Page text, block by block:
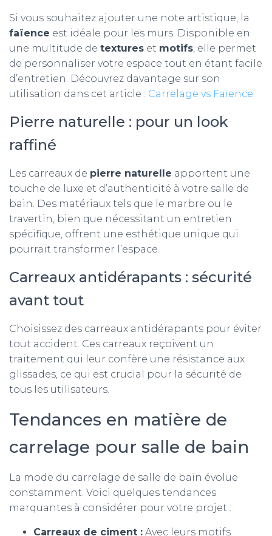
Si vous souhaitez ajouter une note artistique, la
faïence est idéale pour les murs. Disponible en
une multitude de textures et motifs, elle permet
de personnaliser votre espace tout en étant facile
d’entretien. Découvrez davantage sur son
utilisation dans cet article : Carrelage vs Faïence.
Pierre naturelle : pour un look
raffiné
Les carreaux de pierre naturelle apportent une
touche de luxe et d’authenticité à votre salle de
bain. Des matériaux tels que le marbre ou le
travertin, bien que nécessitant un entretien
spécifique, offrent une esthétique unique qui
pourrait transformer l’espace.
Carreaux antidérapants : sécurité
avant tout
Choisissez des carreaux antidérapants pour éviter
tout accident. Ces carreaux reçoivent un
traitement qui leur confère une résistance aux
glissades, ce qui est crucial pour la sécurité de
tous les utilisateurs.
Tendances en matière de
carrelage pour salle de bain
La mode du carrelage de salle de bain évolue
constamment. Voici quelques tendances
marquantes à considérer pour votre projet :
Carreaux de ciment : Avec leurs motifs